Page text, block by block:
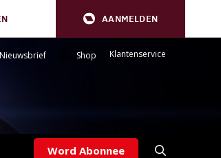
AANMELDEN
Nieuwsbrief Shop Klantenservice
Word Abonnee